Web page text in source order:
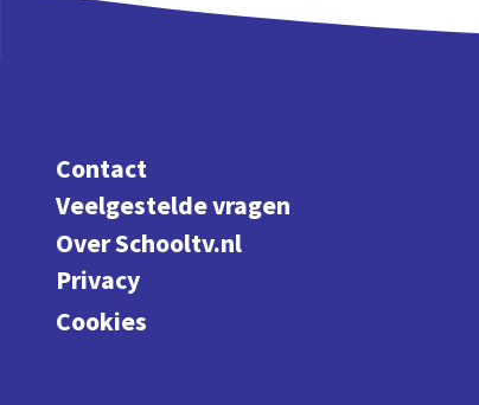
Contact
Veelgestelde vragen
Over Schooltv.nl
Privacy
Cookies